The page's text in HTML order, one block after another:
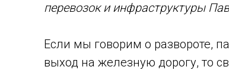
перевозок и инфраструктуры
Если мы говорим о развороте,
выход на железную дорогу, то